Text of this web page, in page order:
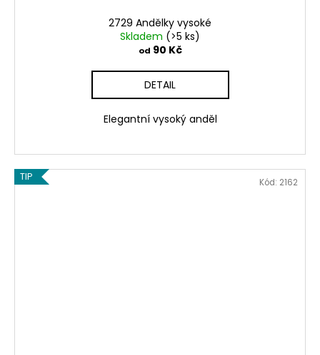
2729 Andělky vysoké
Skladem (>5 ks)
od 90 Kč
DETAIL
Elegantní vysoký anděl
TIP Kód: 2162